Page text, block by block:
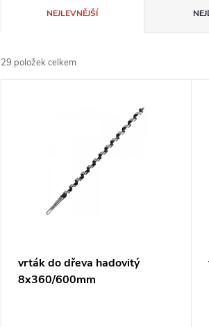
a
z
NEJLEVNĚJŠÍ
29 položek celkem
vrták do dřeva hadovitý
8x360/600mm